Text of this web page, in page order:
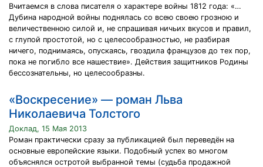
Вчитаемся в слова писателя о характере войны 1812 года: «…
Дубина народной войны поднялась со всею своею грозною и
величественною силой и, не спрашивая ничьих вкусов и правил,
с глупой простотой, но с целесообразностью, не разбирая
ничего, поднимаясь, опускаясь, гвоздила французов до тех пор,
пока не погибло все нашествие». Действия защитников Родины
бессознательны, но целесообразны.
«Воскресение» — роман Льва
Николаевича Толстого
Доклад, 15 Мая 2013
Роман практически сразу за публикацией был переведён на
основные европейские языки. Подобный успех во многом
объяснялся остротой выбранной темы (судьба продажной